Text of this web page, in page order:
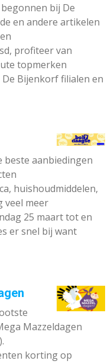
bij De
en andere artikelen
profiteer van
topmerken
Bijenkorf filialen en
beste aanbiedingen
huishoudmiddelen,
veel meer
25 maart tot en
er snel bij want
Mazzeldagen
korting op